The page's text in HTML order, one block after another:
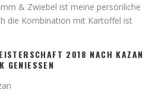
& Zwiebel ist meine persönliche
die Kombination mit Kartoffel ist
2018 NACH KAZAN U